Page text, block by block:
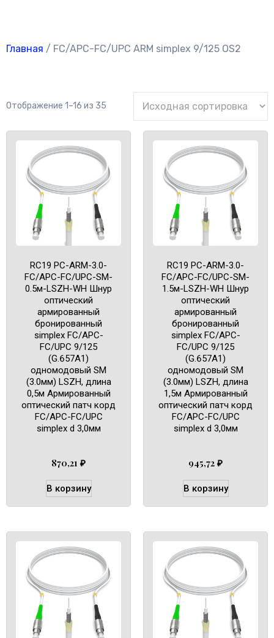
Главная / FC/APC-FC/UPC ARM simplex 9/125 OS2
Отображение 1–16 из 35
RC19 PC-ARM-3.0-
FC/APC-FC/UPC-SM-
0.5м-LSZH-WH Шнур
оптический
армированный
бронированный
simplex FC/APC-
FC/UPC 9/125
(G.657A1)
одномодовый SM
(3.0мм) LSZH, длина
0,5м Армированный
оптический патч корд
FC/APC-FC/UPC
simplex d 3,0мм
870,21 ₽
В корзину
RC19 PC-ARM-3.0-
FC/APC-FC/UPC-SM-
1.5м-LSZH-WH Шнур
оптический
армированный
бронированный
simplex FC/APC-
FC/UPC 9/125
(G.657A1)
одномодовый SM
(3.0мм) LSZH, длина
1,5м Армированный
оптический патч корд
FC/APC-FC/UPC
simplex d 3,0мм
945,72 ₽
В корзину